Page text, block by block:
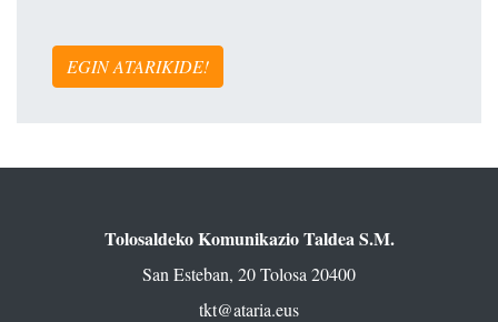
EGIN ATARIKIDE!
Tolosaldeko Komunikazio Taldea S.M.
San Esteban, 20 Tolosa 20400
tkt@ataria.eus